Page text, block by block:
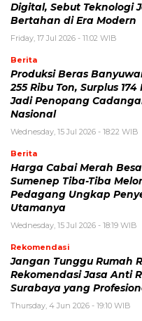
Digital, Sebut Teknologi
Bertahan di Era Modern
Friday, 17 Jul 2026 - 11:02 WIB
Berita
Produksi Beras
255 Ribu Ton, Surplus 174
Jadi Penopang
Nasional
Wednesday, 15 Jul 2026 - 18:22 WIB
Berita
Harga Cabai Merah
Sumenep Tiba-Tiba
Pedagang Ungkap
Utamanya
Wednesday, 15 Jul 2026 - 18:19 WIB
Rekomendasi
Jangan Tunggu Rumah
Rekomendasi Jasa Anti
Surabaya yang
Thursday, 4 Jun 2026 - 19:10 WIB